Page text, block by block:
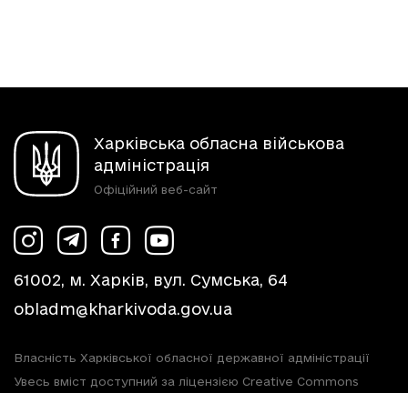
Харківська обласна військова
адміністрація
Офіційний веб-сайт
61002, м. Харків, вул. Сумська, 64
obladm@kharkivoda.gov.ua
Власність Харківської обласної державної адміністрації
Увесь вміст доступний за ліцензією Creative Commons